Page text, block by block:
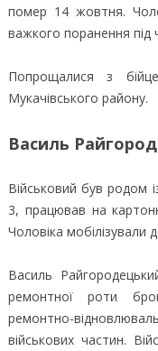
помер 14 жовтня.
важкого поранення під
Попрощалися з
Мукачівського району.
Василь
Військовий був родом
3, працював на
Чоловіка
Василь
ремонтної роти
ремонтно-
військових частин.